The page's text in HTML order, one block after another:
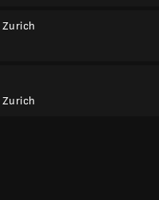
Zurich
Zurich